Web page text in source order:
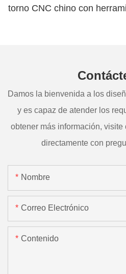
torno CNC chino con
Damos la bienvenida a los
y es capaz de atender los
obtener más información,
directamente con
Nombre
Correo Electrónico
Contenido